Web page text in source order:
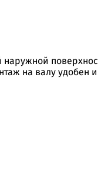
на валу удобен и